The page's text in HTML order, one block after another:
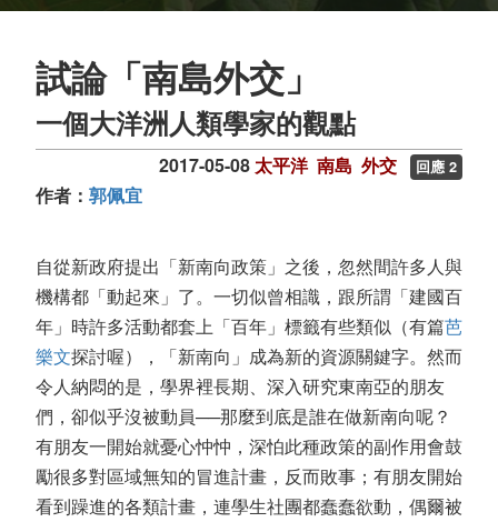
試論「南島外交」
一個大洋洲人類學家的觀點
2017-05-08 太平洋 南島 外交 回應 2
作者： 郭佩宜
自從新政府提出「新南向政策」之後，忽然間許多人與
機構都「動起來」了。一切似曾相識，跟所謂「建國百
年」時許多活動都套上「百年」標籤有些類似（有篇芭
樂文探討喔），「新南向」成為新的資源關鍵字。然而
令人納悶的是，學界裡長期、深入研究東南亞的朋友
們，卻似乎沒被動員──那麼到底是誰在做新南向呢？
有朋友一開始就憂心忡忡，深怕此種政策的副作用會鼓
勵很多對區域無知的冒進計畫，反而敗事；有朋友開始
看到躁進的各類計畫，連學生社團都蠢蠢欲動，偶爾被